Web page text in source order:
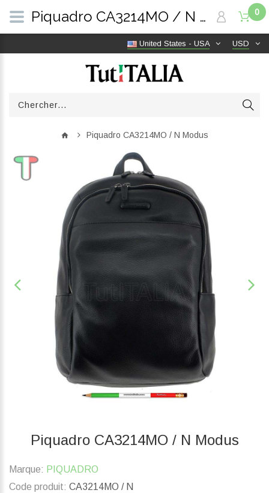
USD
United States - USA
0
Piquadro CA3214MO / N Modus
Piquadro CA3214MO / N Modus
Marque: PIQUADRO
Code produit: CA3214MO / N
Piquadro CA3214MO / N Modus | TutITALIA